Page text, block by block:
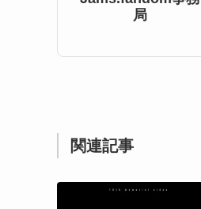
局
関連記事